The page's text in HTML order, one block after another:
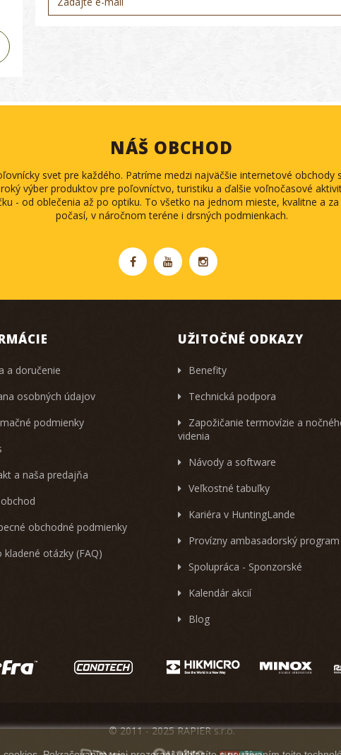
NÁŠ OBCHOD
svet pre každého. Patríme medzi najväčšie internetové
výber produktov pre poľovníctvo, turistiku a ďalšie voľnočasové
- od oblečenia až po optiku. To všetko na jednom mieste, kvalitne a
počasí, v náročnom teréne i drsných podmienkach.
a doručenie
osobných údajov
podmienky
a naša predajňa
obchodné podmienky
kladené otázky (FAQ)
UŽITOČNÉ ODKAZY
Benefity
Technická podpora
Zapožičanie termovízie a
videnia
Návody a software
Veľkostné tabuľky
Kariéra v HuntingLande
Provízny ambasadorský program
Spolupráca - Sponzorské
Kalendár akcií
Blog
© 2011 - 2025 RAPIER s.r.o.